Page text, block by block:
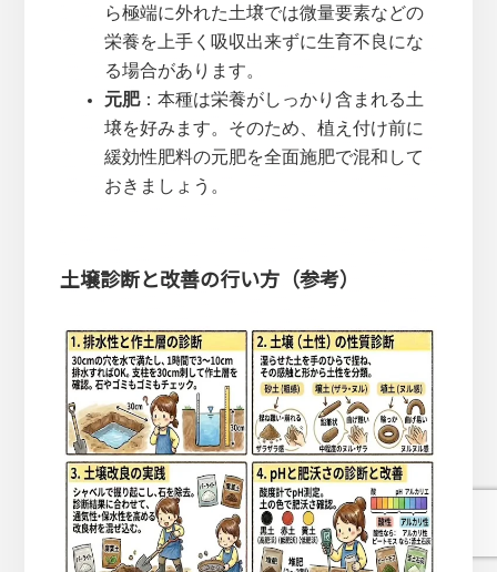
ら極端に外れた土壌では微量要素などの
栄養を上手く吸収出来ずに生育不良にな
る場合があります。
元肥：本種は栄養がしっかり含まれる土
壌を好みます。そのため、植え付け前に
緩効性肥料の元肥を全面施肥で混和して
おきましょう。
土壌診断と改善の行い方（参考）